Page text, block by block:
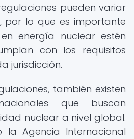
pueden variar
lo que es importante
energía nuclear estén
con los requisitos
jurisdicción.
también existen
que buscan
nuclear a nivel global.
la Agencia Internacional